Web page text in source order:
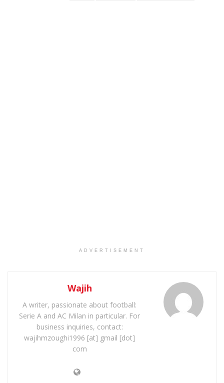
ADVERTISEMENT
Wajih
A writer, passionate about football:
Serie A and AC Milan in particular. For
business inquiries, contact:
wajihmzoughi1996 [at] gmail [dot]
com